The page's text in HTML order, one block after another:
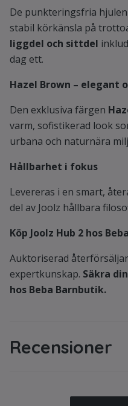
De punkteringsfria hjulen
stabil körkänsla på
liggdel och sittdel
dag ett.
Hazel Brown – elegant
Den exklusiva färgen
varm, sofistikerad look
urbana och naturnära
Hållbarhet i fokus
Levereras i en smart,
del av Joolz hållbara
Köp Joolz Hub 2 hos
Auktoriserad
expertkunskap. Säkra
hos Beba Barnbutik.
Recensioner